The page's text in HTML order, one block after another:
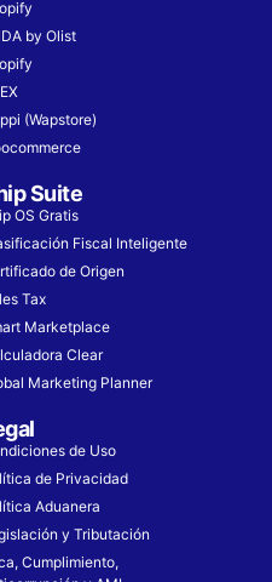
by Olist
(Wapstore)
Suite
OS Gratis
Fiscal Inteligente
de Origen
Tax
Marketplace
Clear
Marketing Planner
de Uso​
de Privacidad
Aduanera
y Tributación
Cumplimiento,